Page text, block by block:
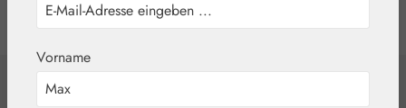
Werkzeugleiste anzeigen
Vorname